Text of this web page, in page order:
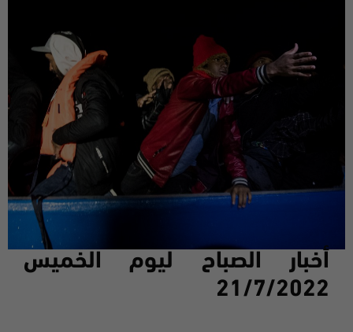
أخبار الصباح ليوم الخميس
21/7/2022